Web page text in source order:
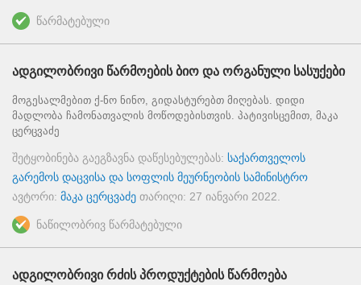
წარმატებული
ადგილობრივი წარმოების ბიო და ორგანული სასუქები
მოგესალმებით ქ-ნო ნინო, გიდასტურებთ მიღებას. დიდი
მადლობა ჩამონათვალის მოწოდებისთვის. პატივისცემით, მაკა
ცერცვაძე
შეტყობინება გაეგზავნა დაწესებულებას: საქართველოს
გარემოს დაცვისა და სოფლის მეურნეობის სამინისტრო
ავტორი: მაკა ცერცვაძე თარიღი: 27 იანვარი 2022
ნაწილობრივ წარმატებული
ადგილობრივი რძის პროდუქტების წარმოება